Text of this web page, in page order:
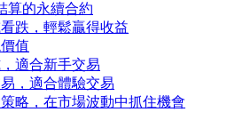
算的永續合約
跌，輕鬆贏得收益
值
適合新手交易
，適合體驗交易
略，在市場波動中抓住機會